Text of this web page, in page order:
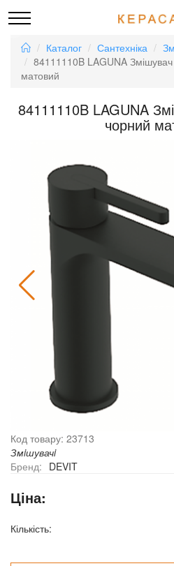
Каталог Сантехніка
84111110B LAGUNA
матовий
84111110B LAGUNA
чорний
Код товару: 23713
Змiшувачi
Бренд: DEVIT
Ціна:
Кількість: